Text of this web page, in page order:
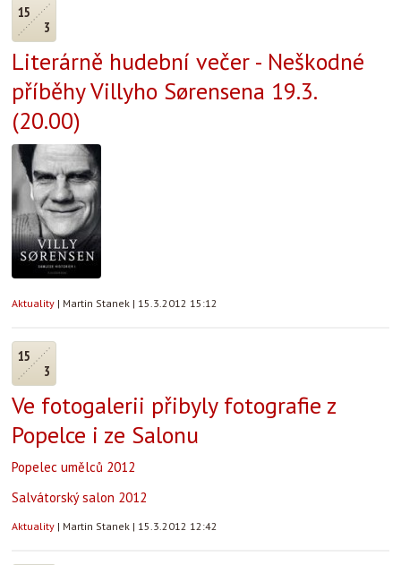
15
3
Literárně hudební večer - Neškodné
příběhy Villyho Sørensena 19.3.
(20.00)
Aktuality | Martin Stanek | 15.3.2012 15:12
15
3
Ve fotogalerii přibyly fotografie z
Popelce i ze Salonu
Popelec umělců 2012
Salvátorský salon 2012
Aktuality | Martin Stanek | 15.3.2012 12:42